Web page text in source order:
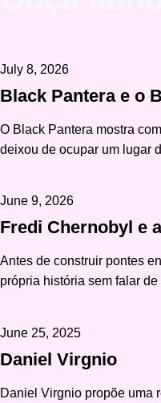
July 8, 2026
Black Pantera e o
O Black Pantera mostra
deixou de ocupar um lugar
June 9, 2026
Fredi Chernobyl e
Antes de construir pontes
própria história sem falar
June 25, 2025
Daniel Virgnio
Daniel Virgnio propõe uma